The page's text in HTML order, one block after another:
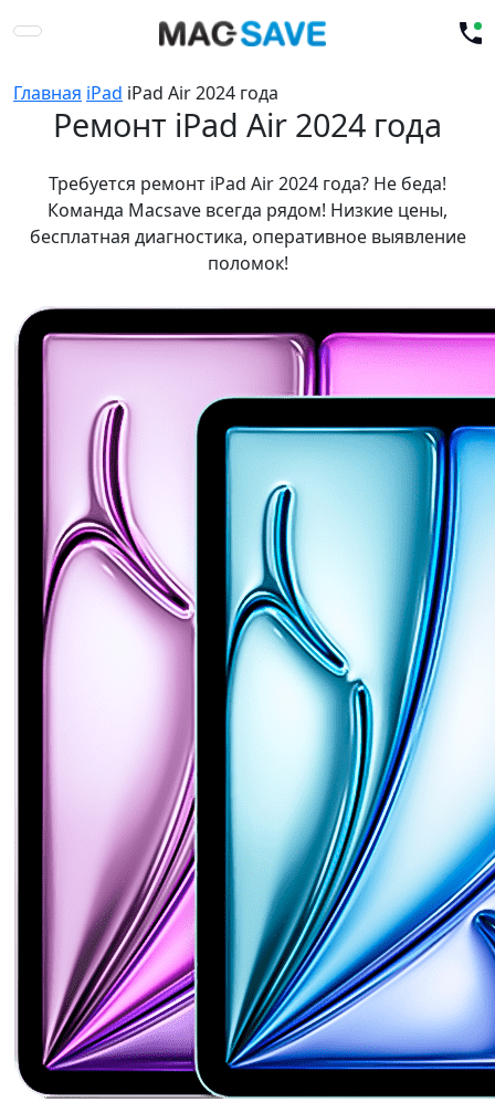
Главная iPad iPad Air 2024 года
Ремонт iPad Air 2024 года
Требуется ремонт iPad Air 2024 года? Не беда!
Команда Macsave всегда рядом! Низкие цены,
бесплатная диагностика, оперативное выявление
поломок!